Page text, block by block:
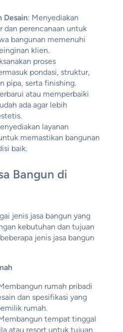
Desain: Menyediakan
dan perencanaan untuk
bangunan memenuhi
klien.
proses
pondasi, struktur,
pipa, serta finishing.
atau memperbaiki
ada agar lebih
layanan
memastikan bangunan
baik.
Bangun di
jenis jasa bangun yang
kebutuhan dan tujuan
jenis jasa bangun
rumah pribadi
dan spesifikasi yang
rumah.
tempat tinggal
atau resort untuk tujuan